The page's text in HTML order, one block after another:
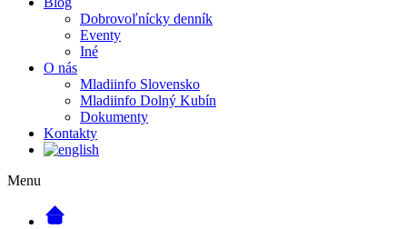
Dobrovoľnícky denník
Eventy
Iné
O nás
Mladiinfo Slovensko
Mladiinfo Dolný Kubín
Dokumenty
Kontakty
Menu